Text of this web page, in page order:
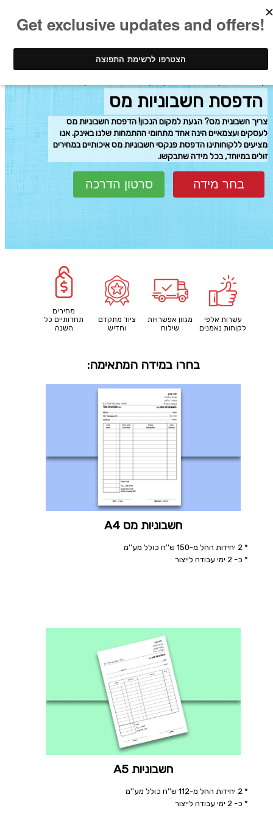
הדפסת חשבוניות מס
צריך חשבונית מס? הגעת למקום הנכון! הדפסת חשבוניות מס
לעסקים ועצמאיים הינה אחד מתחומי ההתמחות שלנו באינק. אנו
מציעים ללקוחותינו הדפסת פנקסי חשבוניות מס איכותיים במחירים
זולים במיוחד, בכל מידה שתבקשו.
בחר מידה סרטון הדרכה
מחירים
תחרותיים כל
השנה
ציוד מתקדם
וחדיש
מגוון אפשרויות
שילוח
עשרות אלפי
לקוחות נאמנים
בחרו במידה המתאימה:
חשבוניות מס A4
* 2 יחידות החל מ-150 ש''ח כולל מע''מ
* כ- 2 ימי עבודה לייצור
חשבוניות A5
* 2 יחידות החל מ-112 ש''ח כולל מע''מ
* כ- 2 ימי עבודה לייצור